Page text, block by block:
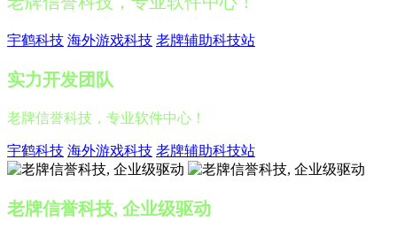
宇鹤科技 海外游戏科技 老牌辅助科技站
实力开发团队
老牌信誉科技，专业软件中心！
宇鹤科技 海外游戏科技 老牌辅助科技站
老牌信誉科技, 企业级驱动